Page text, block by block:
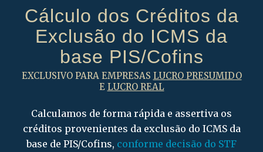
Cálculo dos Créditos da
Exclusão do ICMS da
base PIS/Cofins
EXCLUSIVO PARA EMPRESAS LUCRO PRESUMIDO
E LUCRO REAL
Calculamos de forma rápida e assertiva os
créditos provenientes da exclusão do ICMS da
base de PIS/Cofins, conforme decisão do STF